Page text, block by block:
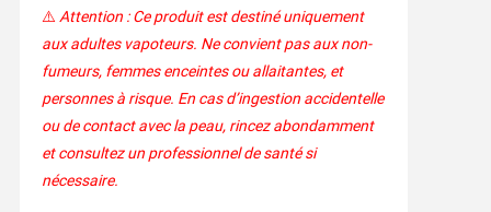
⚠️ Attention : Ce produit est destiné uniquement
aux adultes vapoteurs. Ne convient pas aux non-
fumeurs, femmes enceintes ou allaitantes, et
personnes à risque. En cas d’ingestion accidentelle
ou de contact avec la peau, rincez abondamment
et consultez un professionnel de santé si
nécessaire.